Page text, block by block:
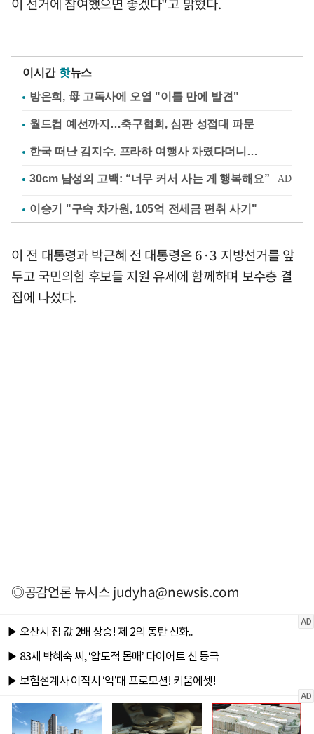
이시간 핫뉴스
방은희, 母 고독사에 오열 "이틀 만에 발견"
월드컵 예선까지…축구협회, 심판 성접대 파문
한국 떠난 김지수, 프라하 여행사 차렸다더니…
이승기 "구속 차가원, 105억 전세금 편취 사기"
이 전 대통령과 박근혜 전 대통령은 6·3 지방선거를 앞
두고 국민의힘 후보들 지원 유세에 함께하며 보수층 결
집에 나섰다.
◎공감언론 뉴시스judyha@newsis.com